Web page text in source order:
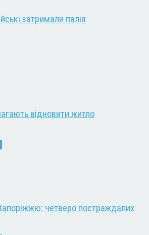
затримали палія
відновити житло
четверо постраждалих